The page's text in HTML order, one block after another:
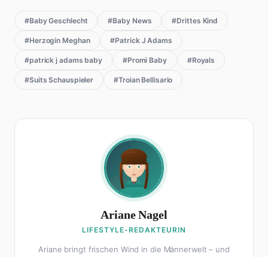
#Baby Geschlecht #Baby News #Drittes Kind
#Herzogin Meghan #Patrick J Adams
#patrick j adams baby #Promi Baby #Royals
#Suits Schauspieler #Troian Bellisario
Ariane Nagel
LIFESTYLE-REDAKTEURIN
Ariane bringt frischen Wind in die Männerwelt – und